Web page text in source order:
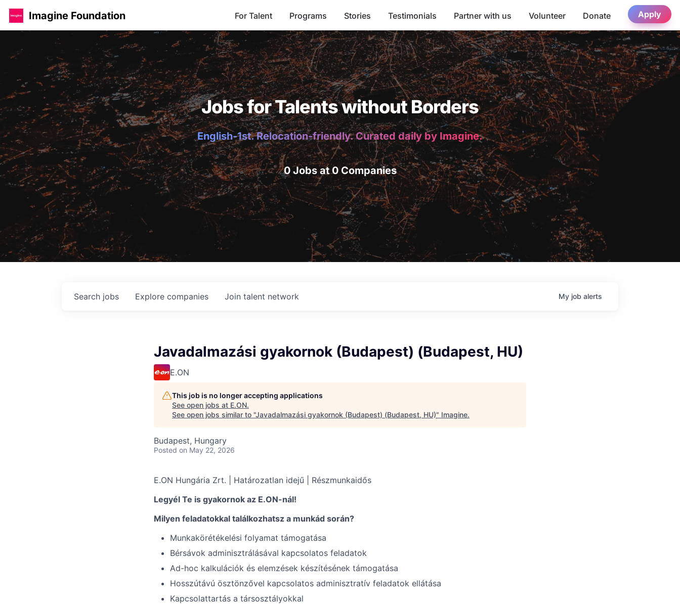
Imagine Foundation For Talent Programs Stories Testimonials Partner with us Volunteer Donate Apply
Jobs for Talents without Borders
English-1st. Relocation-friendly. Curated daily by Imagine.
0 Jobs at 0 Companies
Search jobs Explore companies Join talent network My job alerts
Javadalmazási gyakornok (Budapest) (Budapest, HU)
E.ON
This job is no longer accepting applications
See open jobs at E.ON.
See open jobs similar to "Javadalmazási gyakornok (Budapest) (Budapest, HU)" Imagine.
Budapest, Hungary
Posted on May 22, 2026
E.ON Hungária Zrt. | Határozatlan idejű | Részmunkaidős
Legyél Te is gyakornok az E.ON-nál!
Milyen feladatokkal találkozhatsz a munkád során?
Munkakörétékelési folyamat támogatása
Bérsávok adminisztrálásával kapcsolatos feladatok
Ad-hoc kalkulációk és elemzések készítésének támogatása
Hosszútávú ösztönzővel kapcsolatos adminisztratív feladatok ellátása
Kapcsolattartás a társosztályokkal